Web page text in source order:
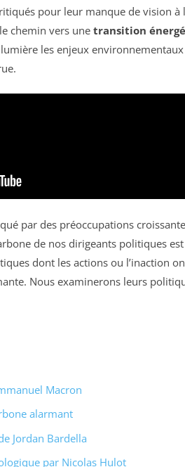
pour leur manque de vision
chemin vers une transition
les enjeux
par des préoccupations
de nos dirigeants politiques
dont les actions ou l’inaction
Nous examinerons leurs
Macron
alarmant
Jordan Bardella
par Nicolas Hulot